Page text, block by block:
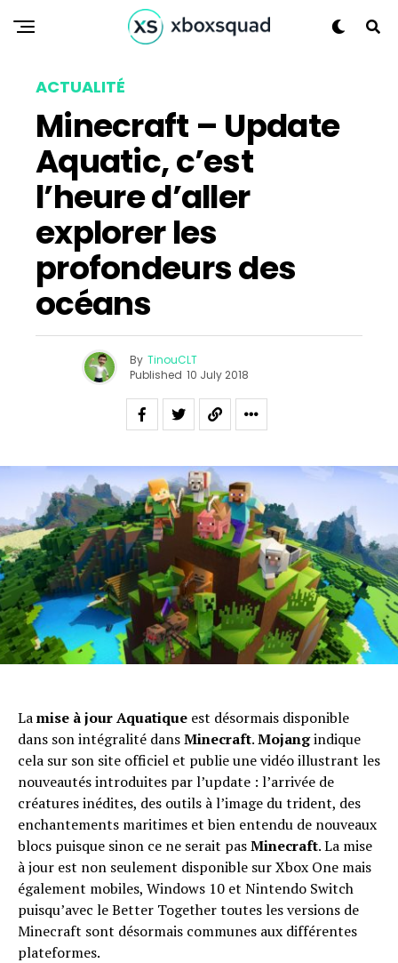
ACTUALITÉ
Minecraft – Update
Aquatic, c’est
l’heure d’aller
explorer les
profondeurs des
océans
By TinouCLT
Published 10 July 2018
Lamise à jour Aquatique est désormais disponible
dans son intégralité dansMinecraft.Mojangindique
cela sur son site officiel et publie une vidéo illustrant les
nouveautés introduites par l’update : l’arrivée de
créatures inédites, des outils à l’image du trident, des
enchantements maritimes et bien entendu de nouveaux
blocs puisque sinon ce ne serait pasMinecraft. La mise
à jour est non seulement disponible sur Xbox One mais
également mobiles, Windows 10 et Nintendo Switch
puisqu’avec le Better Together toutes les versions de
Minecraft sont désormais communes aux différentes
plateformes.